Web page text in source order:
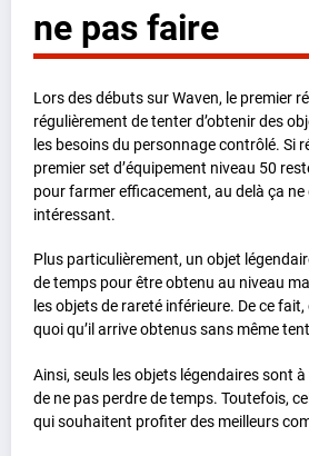
ne pas faire
Lors des débuts sur Waven, le premier
régulièrement de tenter d’obtenir des
les besoins du personnage contrôlé. Si
premier set d’équipement niveau 50
pour farmer efficacement, au delà ça ne
intéressant.
Plus particulièrement, un objet
de temps pour être obtenu au niveau
les objets de rareté inférieure. De ce
quoi qu’il arrive obtenus sans même
Ainsi, seuls les objets légendaires sont
de ne pas perdre de temps. Toutefois,
qui souhaitent profiter des meilleurs